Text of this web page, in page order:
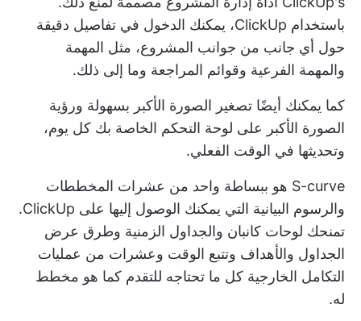
باستخدام ClickUp، يمكنك الدخول في تفاصيل دقيقة
حول أي جانب من جوانب المشروع، مثل المهمة
والمهمة الفرعية وقوائم المراجعة وما إلى ذلك.
كما يمكنك أيضًا تصغير الصورة الأكبر بسهولة ورؤية
الصورة الأكبر على لوحة التحكم الخاصة بك كل يوم،
وتحديثها في الوقت الفعلي.
S-curve هو ببساطة واحد من عشرات المخططات
والرسوم البيانية التي يمكنك الوصول إليها على ClickUp.
تمنحك لوحات كانبان والجداول الزمنية وطرق عرض
الجداول والأهداف وتتبع الوقت وعشرات من عمليات
التكامل الخارجية كل ما تحتاجه للتقدم كما هو مخطط
له.